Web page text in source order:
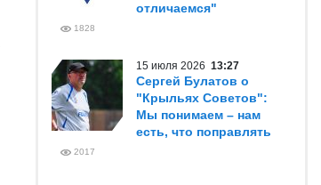
отличаемся"
1828
15 июля 2026 13:27
Сергей Булатов о
"Крыльях Советов":
Мы понимаем – нам
есть, что поправлять
2017